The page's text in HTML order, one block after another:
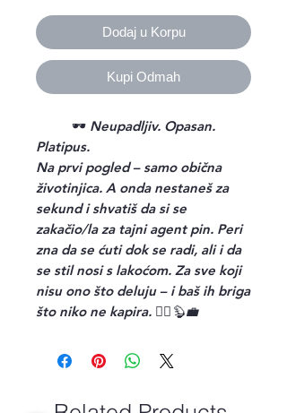
Dodaj u Korpu
Kupi Odmah
🕶️ Neupadljiv. Opasan.
Platipus.
Na prvi pogled – samo obična
životinjica. A onda nestaneš za
sekund i shvatiš da si se
zakačio/la za tajni agent pin. Peri
zna da se ćuti dok se radi, ali i da
se stil nosi s lakoćom. Za sve koji
nisu ono što deluju – i baš ih briga
što niko ne kapira. 🕵️‍♂️🦫💼